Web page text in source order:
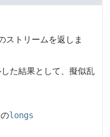
ストリームを返しま
た結果として、擬似乱
longs